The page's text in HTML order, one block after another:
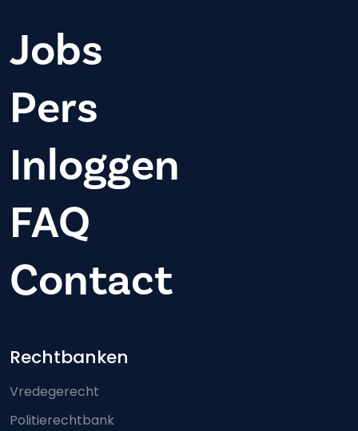
Jobs
Pers
Inloggen
FAQ
Contact
Footer-menu
Rechtbanken
Vredegerecht
Politierechtbank